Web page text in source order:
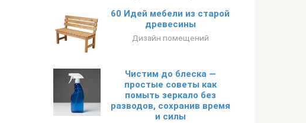
60 Идей мебели из старой
древесины
Дизайн помещений
Чистим до блеска —
простые советы как
помыть зеркало без
разводов, сохранив время
и силы